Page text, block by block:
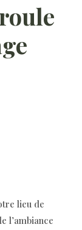
lieu de
l’ambiance